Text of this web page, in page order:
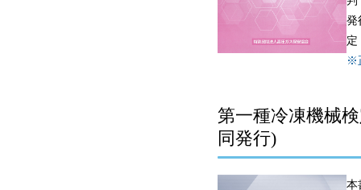
発
※
第一種冷凍機械
同発行)
本